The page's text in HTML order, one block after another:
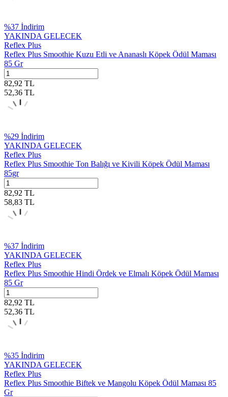
%37 İndirim
YAKINDA GELECEK
Reflex Plus
Reflex Plus Smoothie Kuzu Etli ve Ananaslı Köpek Ödül Maması
85 Gr
82,92 TL
52,36 TL
%29 İndirim
YAKINDA GELECEK
Reflex Plus
Reflex Plus Smoothie Ton Balığı ve Kivili Köpek Ödül Maması
85gr
82,92 TL
58,83 TL
%37 İndirim
YAKINDA GELECEK
Reflex Plus
Reflex Plus Smoothie Hindi Ördek ve Elmalı Köpek Ödül Maması
85 Gr
82,92 TL
52,36 TL
%35 İndirim
YAKINDA GELECEK
Reflex Plus
Reflex Plus Smoothie Biftek ve Mangolu Köpek Ödül Maması 85
Gr